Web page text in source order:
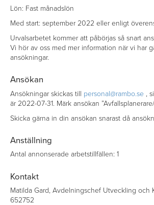
Lön: Fast månadslön
Med start: september 2022 eller enligt
Urvalsarbetet kommer att påbörjas så snart
Vi hör av oss med mer information när vi har
ansökningar.
Ansökan
Ansökningar skickas till personal@rambo.se ,
är 2022-07-31. Märk ansökan
Skicka gärna in din ansökan snarast då
Anställning
Antal annonserade arbetstillfällen: 1
Kontakt
Matilda Gard, Avdelningschef Utveckling och
652752